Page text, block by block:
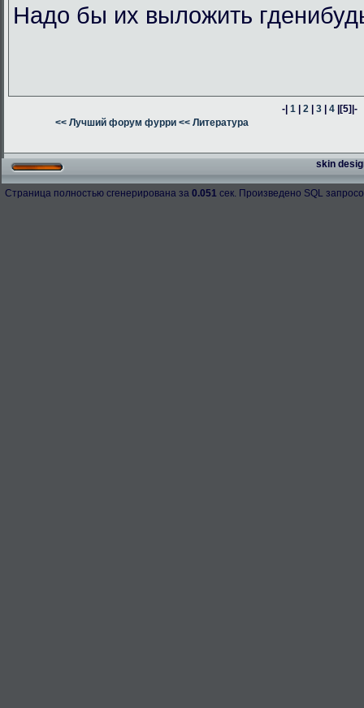
Надо бы их выложить
-|1 |2 |3 |4 |[5]|-
<< Лучший форум фурри << Литература
skin
Страница полностью сгенерирована за 0.051 сек. Произведено SQL